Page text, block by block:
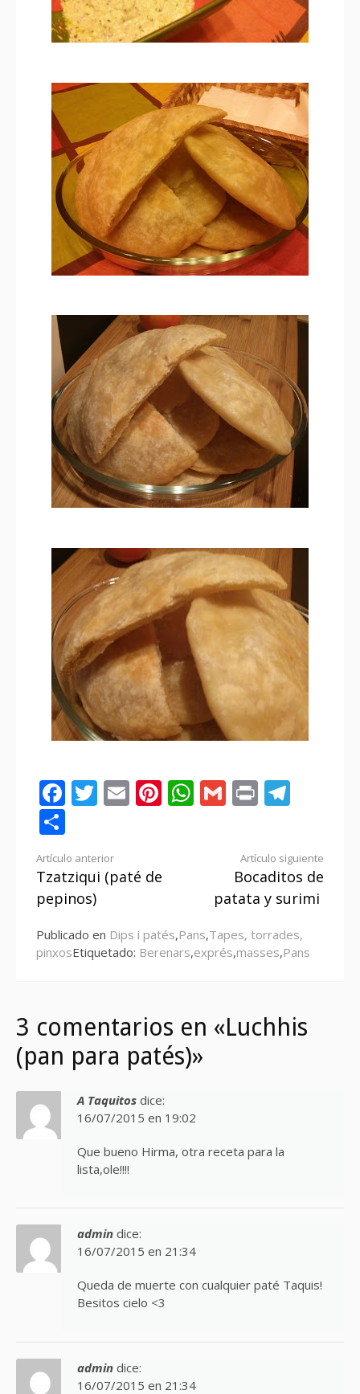
Facebook
Twitter
EmailPinterest
WhatsApp
Gmail
Print
Seguir
leyendo
Artículo anterior
Tzatziqui (paté de
pepinos)
Artículo siguiente
Bocaditos de
patata y surimi
Publicado en Dips i patés,Pans,Tapes, torrades,
pinxosEtiquetado: Berenars,exprés,masses,Pans
3 comentarios en «Luchhis
(pan para patés)»
A Taquitos dice:
16/07/2015 en 19:02
Que bueno Hirma, otra receta para la
lista,ole!!!!
admin dice:
16/07/2015 en 21:34
Queda de muerte con cualquier paté Taquis!
Besitos cielo <3
admin dice:
16/07/2015 en 21:34